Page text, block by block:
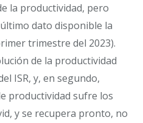
la productividad, pero
dato disponible la
trimestre del 2023).
de la productividad
ISR, y, en segundo,
productividad sufre los
y se recupera pronto, no